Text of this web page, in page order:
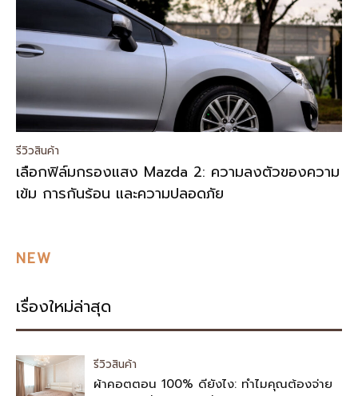
รีวิวสินค้า
เลือกฟิล์มกรองแสง Mazda 2: ความลงตัวของความ
เข้ม การกันร้อน และความปลอดภัย
NEW
เรื่องใหม่ล่าสุด
รีวิวสินค้า
ผ้าคอตตอน 100% ดียังไง: ทำไมคุณต้องจ่าย